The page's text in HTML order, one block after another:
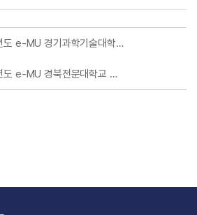
e-MU 경기과학기술대학교 모집요강
e-MU 경북전문대학교 모집요강